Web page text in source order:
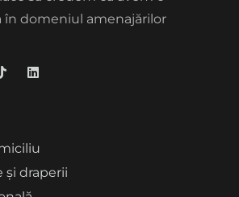
în domeniul amenajărilor
și draperii